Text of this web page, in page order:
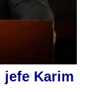
jefe Karim